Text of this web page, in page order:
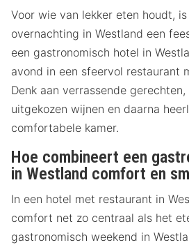
Voor wie van lekker eten houdt,
overnachting in Westland een
een gastronomisch hotel in
avond in een sfeervol restaurant
Denk aan verrassende
uitgekozen wijnen en daarna
comfortabele kamer.
Hoe combineert een
in Westland comfort en
In een hotel met restaurant in
comfort net zo centraal als het
gastronomisch weekend in